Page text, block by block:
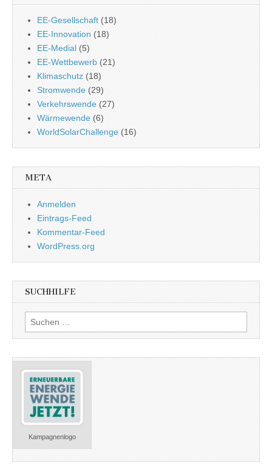
EE-Gesellschaft (18)
EE-Innovation (18)
EE-Medial (5)
EE-Wettbewerb (21)
Klimaschutz (18)
Stromwende (29)
Verkehrswende (27)
Wärmewende (6)
WorldSolarChallenge (16)
META
Anmelden
Eintrags-Feed
Kommentar-Feed
WordPress.org
SUCHHILFE
Suchen
nach:
Kampagnenlogo